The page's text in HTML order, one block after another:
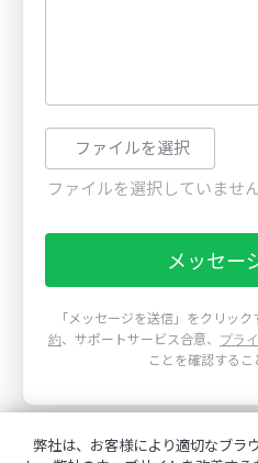
ファイルを選択
「メッセージを送信」をクリッ
約、サポートサービス合意、 プラ
ことを確認するこ
弊社は、お客様により適切なブラ